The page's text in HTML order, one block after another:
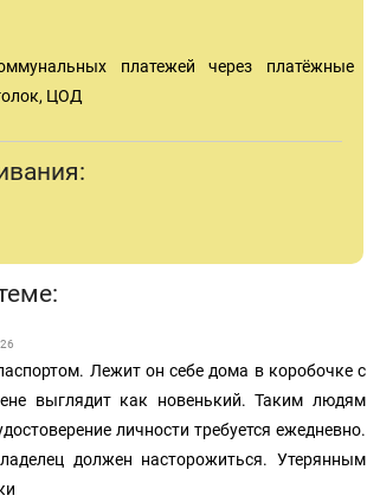
платежей через платёжные
ЦОД
Лежит он себе дома в коробочке с
выглядит как новенький. Таким людям
личности требуется ежедневно.
должен насторожиться. Утерянным